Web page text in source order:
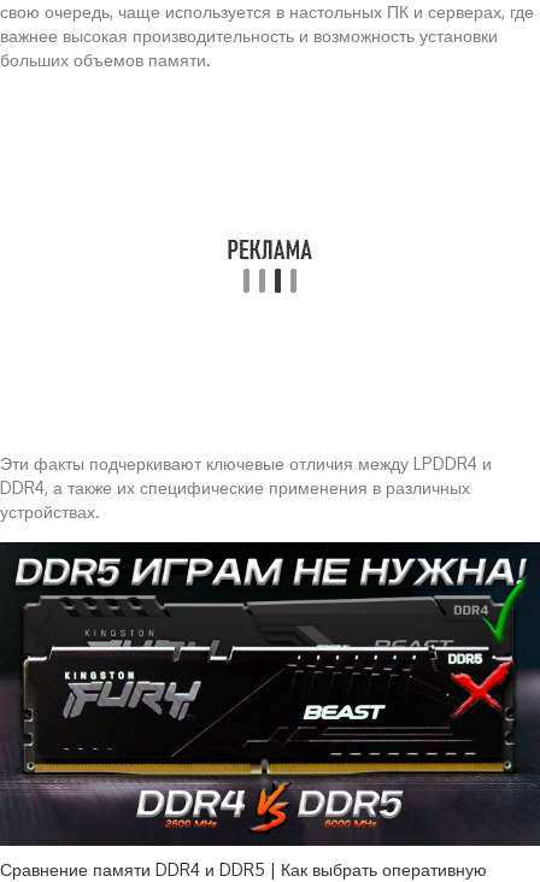
свою очередь, чаще используется в настольных ПК и серверах, где
важнее высокая производительность и возможность установки
больших объемов памяти.
Эти факты подчеркивают ключевые отличия между LPDDR4 и
DDR4, а также их специфические применения в различных
устройствах.
Сравнение памяти DDR4 и DDR5 | Как выбрать оперативную